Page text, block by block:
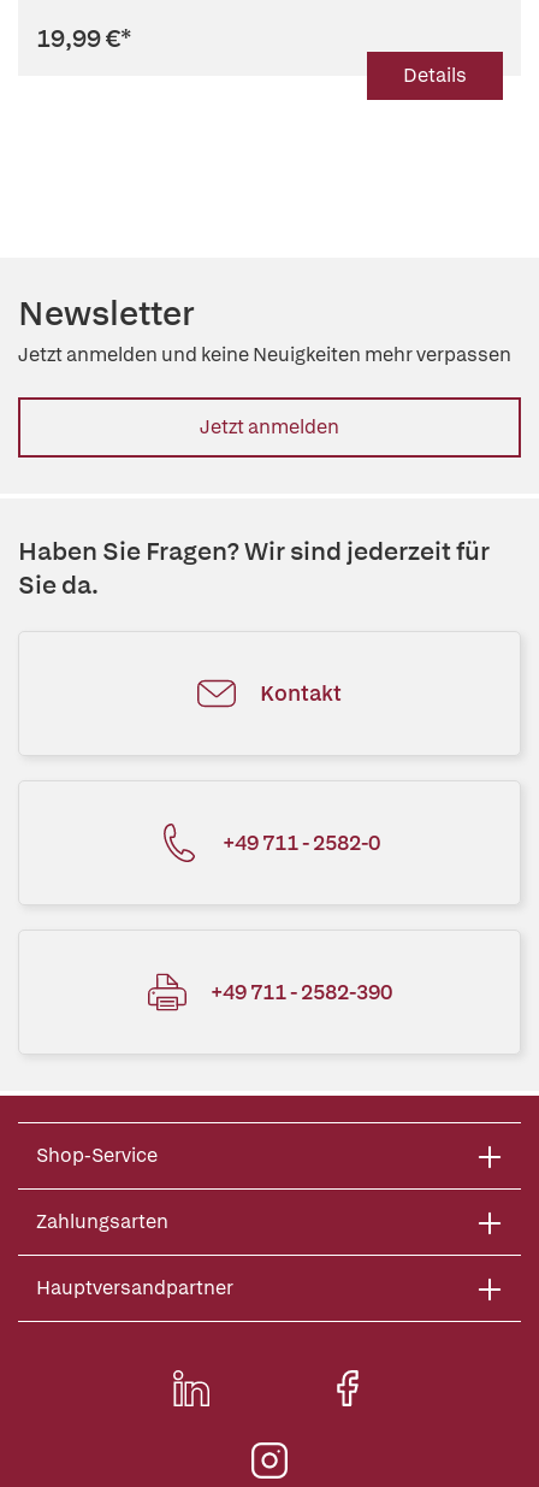
19,99 €*
Details
Newsletter
Jetzt anmelden und keine Neuigkeiten mehr verpassen
Jetzt anmelden
Haben Sie Fragen? Wir sind jederzeit für
Sie da.
Kontakt
+49 711 - 2582-0
+49 711 - 2582-390
Shop-Service
Zahlungsarten
Hauptversandpartner